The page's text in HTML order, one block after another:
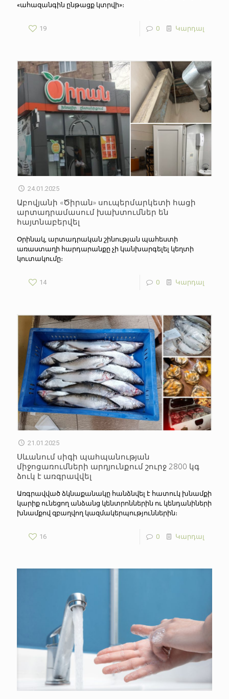
«ահազանգին ընթացք կտրվի»։
19 0 Կարդալ
24.01.2025
Աբովյանի «Ծիրան» սուպերմարկետի հացի
արտադրամասում խախտումներ են
հայտնաբերվել
Օրինակ, արտադրական շինության պահեստի
առաստաղի հարդարանքը չի կանխարգելել կեղտի
կուտակումը։
14 0 Կարդալ
21.01.2025
Սևանում սիգի պահպանության
միջոցառումների արդյունքում շուրջ 2800 կգ
ձուկ է առգրավվել
Առգրավված ձկնաքանակը հանձնվել է հատուկ խնամքի
կարիք ունեցող անձանց կենտրոններին ու կենդանիների
խնամքով զբաղվող կազմակերպություններին։
16 0 Կարդալ